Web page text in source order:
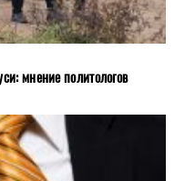
мнение политологов